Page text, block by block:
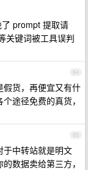
prompt 提取请
关键词被工具误判
64
假货，再便宜又有什
途径免费的真货，
65
于中转站就是明文
数据卖给第三方，